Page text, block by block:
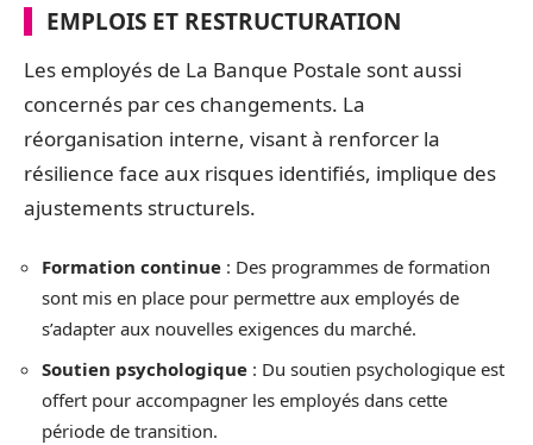
EMPLOIS ET RESTRUCTURATION
Les employés de La Banque Postale sont aussi
concernés par ces changements. La
réorganisation interne, visant à renforcer la
résilience face aux risques identifiés, implique des
ajustements structurels.
Formation continue : Des programmes de formation
sont mis en place pour permettre aux employés de
s’adapter aux nouvelles exigences du marché.
Soutien psychologique : Du soutien psychologique est
offert pour accompagner les employés dans cette
période de transition.